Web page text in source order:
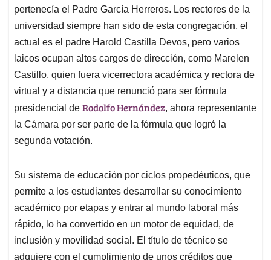
pertenecía el Padre García Herreros. Los rectores de la
universidad siempre han sido de esta congregación, el
actual es el padre Harold Castilla Devos, pero varios
laicos ocupan altos cargos de dirección, como Marelen
Castillo, quien fuera vicerrectora académica y rectora de
virtual y a distancia que renunció para ser fórmula
presidencial de Rodolfo Hernández, ahora representante
la Cámara por ser parte de la fórmula que logró la
segunda votación.
Su sistema de educación por ciclos propedéuticos, que
permite a los estudiantes desarrollar su conocimiento
académico por etapas y entrar al mundo laboral más
rápido, lo ha convertido en un motor de equidad, de
inclusión y movilidad social. El título de técnico se
adquiere con el cumplimiento de unos créditos que